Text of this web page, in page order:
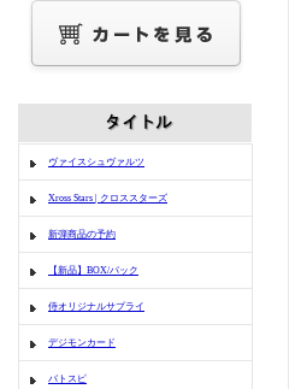
ヴァイスシュヴァルツ
Xross Stars | クロススターズ
新弾商品の予約
【新品】BOX/パック
侍オリジナルサプライ
デジモンカード
バトスピ